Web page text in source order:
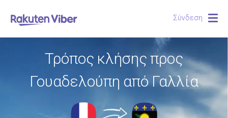
Σύνδεση
Τρόπος κλήσης προς
Γουαδελούπη από Γαλλία